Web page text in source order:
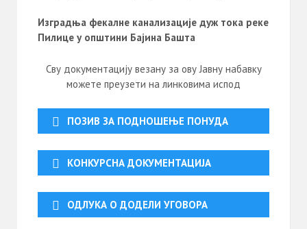
Изградњa фекалне канализације дуж тока реке
Пилице у општини Бајина Башта
Сву документацију везану за ову Јавну набавку
можете преузети на линковима испод
ПОЗИВ ЗА ПОДНОШЕЊЕ ПОНУДА
КОНКУРСНА ДОКУМЕНТАЦИЈА
ОДЛУКА О ДОДЕЛИ УГОВОРА